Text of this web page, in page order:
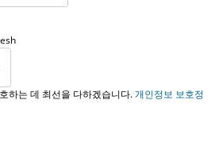
하는 데 최선을 다하겠습니다.개인정보 보호정